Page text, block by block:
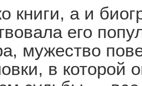
книги, а и
его
мужество
в которой